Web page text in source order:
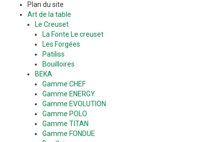
Plan du site
Art de la table
Le Creuset
La Fonte Le creuset
Les Forgées
Patiliss
Bouilloires
BEKA
Gamme CHEF
Gamme ENERGY
Gamme EVOLUTION
Gamme POLO
Gamme TITAN
Gamme FONDUE